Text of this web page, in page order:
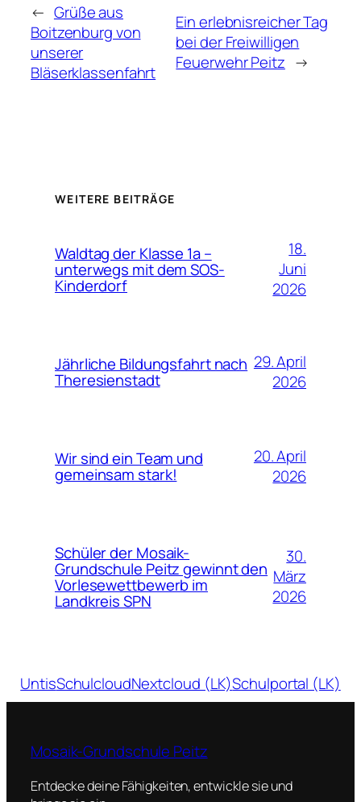
← Grüße aus
Boitzenburg von
unserer
Bläserklassenfahrt
Ein erlebnisreicher Tag
bei der Freiwilligen
Feuerwehr Peitz →
WEITERE BEITRÄGE
Waldtag der Klasse 1a –
unterwegs mit dem SOS-
Kinderdorf
18.
Juni
2026
Jährliche Bildungsfahrt nach
Theresienstadt
29. April
2026
Wir sind ein Team und
gemeinsam stark!
20. April
2026
Schüler der Mosaik-
Grundschule Peitz gewinnt den
Vorlesewettbewerb im
Landkreis SPN
30.
März
2026
UntisSchulcloudNextcloud (LK)Schulportal (LK)
Mosaik-Grundschule Peitz
Entdecke deine Fähigkeiten, entwickle sie und